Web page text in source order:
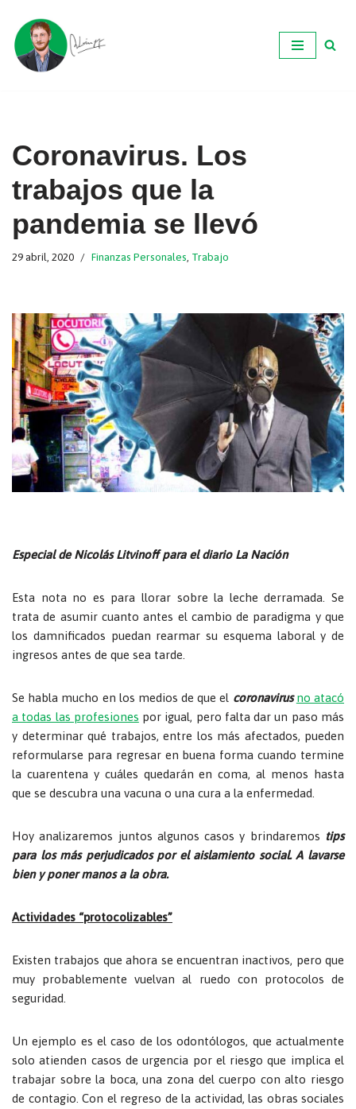
Ir
al
Coronavirus. Los
trabajos que la
pandemia se llevó
29 abril, 2020 Finanzas Personales Trabajo
Especial de Nicolás Litvinoff para el diario La Nación
Esta nota no es para llorar sobre la leche derramada. Se
trata de asumir cuanto antes el cambio de paradigma y que
los damnificados puedan rearmar su esquema laboral y de
ingresos antes de que sea tarde.
Se habla mucho en los medios de que el coronavirus no atacó
a todas las profesiones por igual, pero falta dar un paso más
y determinar qué trabajos, entre los más afectados, pueden
reformularse para regresar en buena forma cuando termine
la cuarentena y cuáles quedarán en coma, al menos hasta
que se descubra una vacuna o una cura a la enfermedad.
Hoy analizaremos juntos algunos casos y brindaremos tips
para los más perjudicados por el aislamiento social. A lavarse
bien y poner manos a la obra.
Actividades “protocolizables”
Existen trabajos que ahora se encuentran inactivos, pero que
muy probablemente vuelvan al ruedo con protocolos de
seguridad.
Un ejemplo es el caso de los odontólogos, que actualmente
solo atienden casos de urgencia por el riesgo que implica el
trabajar sobre la boca, una zona del cuerpo con alto riesgo
de contagio. Con el regreso de la actividad, las obras sociales